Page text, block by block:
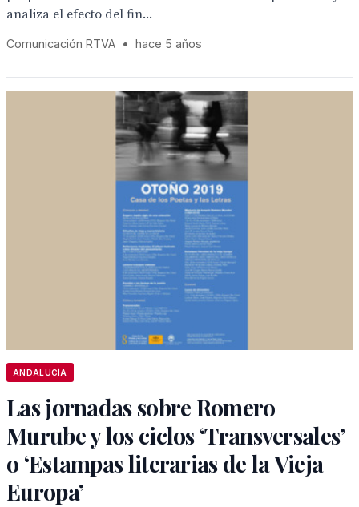
analiza el efecto del fin...
Comunicación RTVA • hace 5 años
ANDALUCÍA
Las jornadas sobre Romero
Murube y los ciclos ‘Transversales’
o ‘Estampas literarias de la Vieja
Europa’